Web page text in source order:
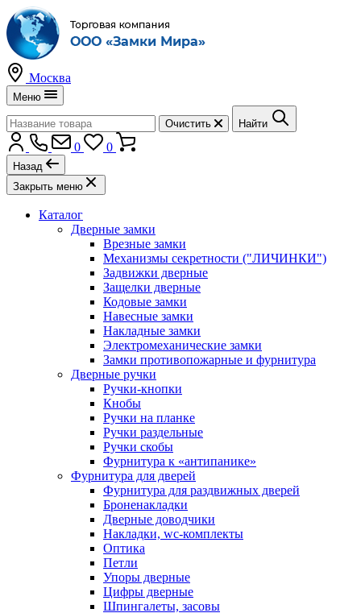
Москва
Меню
Очистить Найти
0 0
Назад
Закрыть меню
Каталог
Дверные замки
Врезные замки
Механизмы секретности ("ЛИЧИНКИ")
Задвижки дверные
Защелки дверные
Кодовые замки
Навесные замки
Накладные замки
Электромеханические замки
Замки противопожарные и фурнитура
Дверные ручки
Ручки-кнопки
Кнобы
Ручки на планке
Ручки раздельные
Ручки скобы
Фурнитура к «антипанике»
Фурнитура для дверей
Фурнитура для раздвижных дверей
Броненакладки
Дверные доводчики
Накладки, wc-комплекты
Оптика
Петли
Упоры дверные
Цифры дверные
Шпингалеты, засовы